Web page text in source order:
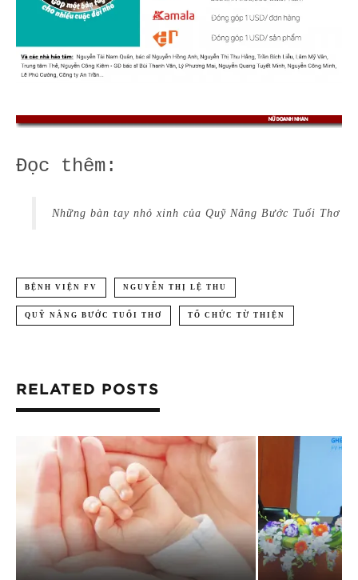
Đọc thêm:
Những bàn tay nhỏ xinh của Quỹ Nâng Bước Tuổi Thơ
BỆNH VIỆN FV NGUYỄN THỊ LỆ THU
QUỸ NÂNG BƯỚC TUỔI THƠ TỔ CHỨC TỪ THIỆN
RELATED POSTS